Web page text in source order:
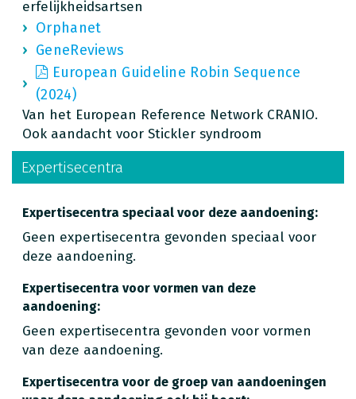
erfelijkheidsartsen
Orphanet
GeneReviews
European Guideline Robin Sequence
(2024)
Van het European Reference Network CRANIO.
Ook aandacht voor Stickler syndroom
Expertisecentra
Expertisecentra speciaal voor deze aandoening:
Geen expertisecentra gevonden speciaal voor
deze aandoening.
Expertisecentra voor vormen van deze
aandoening:
Geen expertisecentra gevonden voor vormen
van deze aandoening.
Expertisecentra voor de groep van aandoeningen